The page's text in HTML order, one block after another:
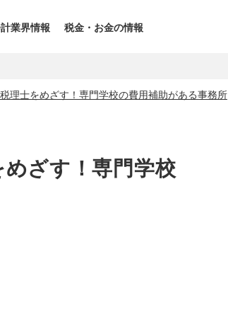
業界情報 税金・お金の情報
理士をめざす！専門学校の費用補助がある事務所
めざす！専門学校